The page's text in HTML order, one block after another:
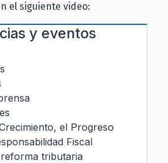
el siguiente video:
y eventos
el Progreso
Fiscal
tributaria